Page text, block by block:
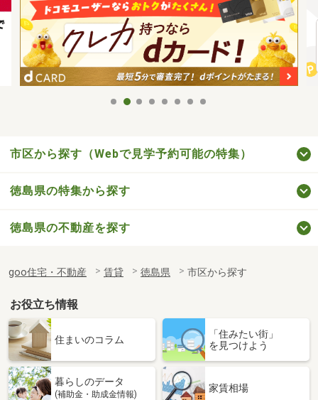
市区から探す（Webで見学予約可能の特集）
徳島県の特集から探す
徳島県の不動産を探す
goo住宅・不動産 賃貸 徳島県 市区から探す
お役立ち情報
住まいのコラム
「住みたい街」
を見つけよう
暮らしのデータ
(補助金・助成金情報)
家賃相場